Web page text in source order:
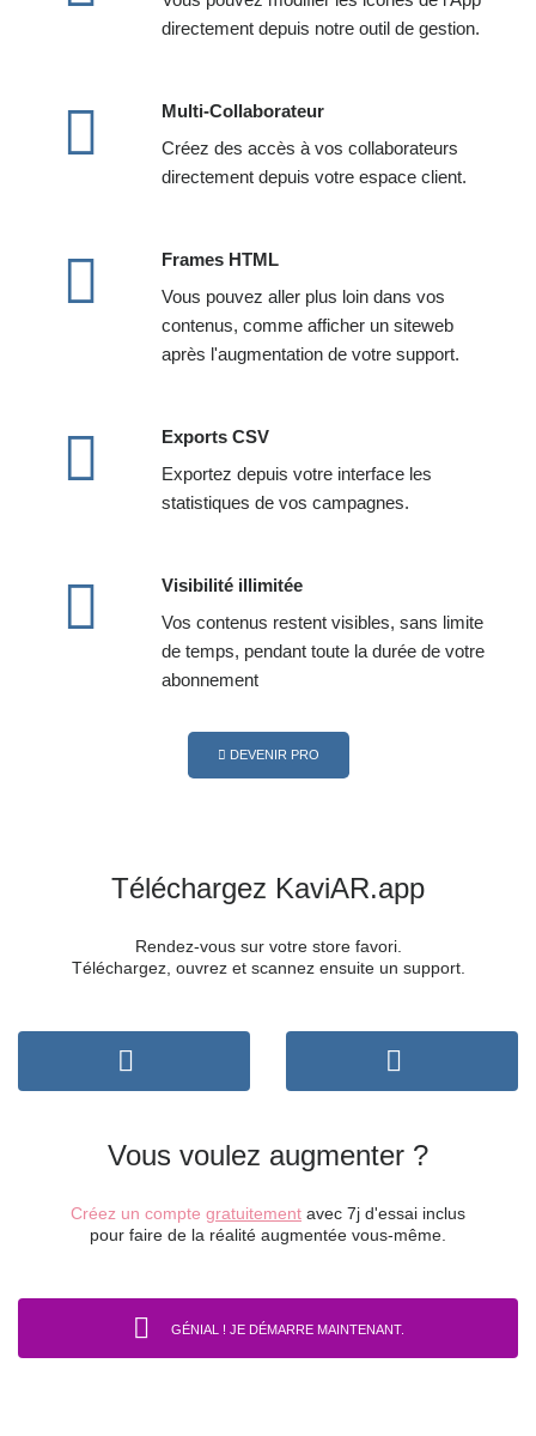
directement depuis notre outil de gestion.
Multi-Collaborateur
Créez des accès à vos collaborateurs
directement depuis votre espace client.
Frames HTML
Vous pouvez aller plus loin dans vos
contenus, comme afficher un siteweb
après l'augmentation de votre support.
Exports CSV
Exportez depuis votre interface les
statistiques de vos campagnes.
Visibilité illimitée
Vos contenus restent visibles, sans limite
de temps, pendant toute la durée de votre
abonnement
DEVENIR PRO
Téléchargez KaviAR.app
Rendez-vous sur votre store favori.
Téléchargez, ouvrez et scannez ensuite un support.
Vous voulez augmenter ?
Créez un compte gratuitement avec 7j d'essai inclus
pour faire de la réalité augmentée vous-même.
GÉNIAL ! JE DÉMARRE MAINTENANT.